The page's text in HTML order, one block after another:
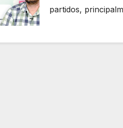
partidos,